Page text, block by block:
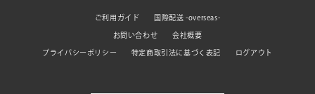
ご利用ガイド 国際配送 -overseas-
お問い合わせ 会社概要
プライバシーポリシー 特定商取引法に基づく表記 ログアウト